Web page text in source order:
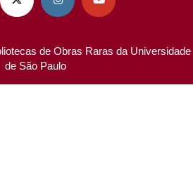
de Obras Raras da Universidade
de São Paulo